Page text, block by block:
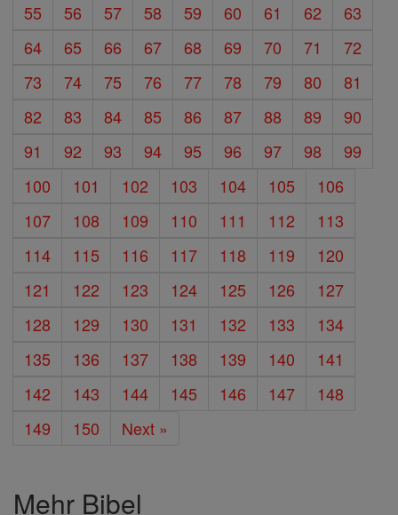
55
56 57 58 59 60 61 62
63
64
65 66 67 68 69 70 71
72
73
74 75 76 77 78 79 80
81
82
83 84 85 86 87 88 89
90
91
92 93 94 95 96 97 98
99
100
101 102 103 104 105
106
107
108 109 110 111 112
113
114
115 116 117 118 119
120
121
122 123 124 125 126
127
128
129 130 131 132 133
134
135
136 137 138 139 140
141
142
143 144 145 146 147
148
149
150 Next »
Mehr Bibel